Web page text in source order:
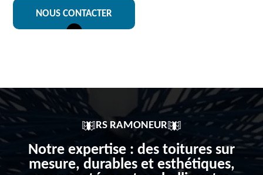
NOUS CONTACTER
RS RAMONEUR
Notre expertise : des toitures sur
mesure, durables et esthétiques,